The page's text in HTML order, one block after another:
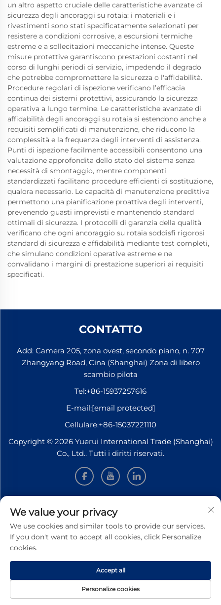
un altro aspetto cruciale delle caratteristiche avanzate di
sicurezza degli ancoraggi su rotaia: i materiali e i
rivestimenti sono stati specificatamente selezionati per
resistere a condizioni corrosive, a escursioni termiche
estreme e a sollecitazioni meccaniche intense. Queste
misure protettive garantiscono prestazioni costanti nel
corso di lunghi periodi di servizio, impedendo il degrado
che potrebbe compromettere la sicurezza o l'affidabilità.
Procedure regolari di ispezione verificano l’efficacia
continua dei sistemi protettivi, assicurando la sicurezza
operativa a lungo termine. Le caratteristiche avanzate di
affidabilità degli ancoraggi su rotaia si estendono anche a
requisiti semplificati di manutenzione, che riducono la
complessità e la frequenza degli interventi di assistenza.
Punti di ispezione facilmente accessibili consentono una
valutazione approfondita dello stato del sistema senza
necessità di smontaggio, mentre componenti
standardizzati facilitano procedure efficienti di sostituzione,
qualora necessario. Le capacità di manutenzione predittiva
permettono una pianificazione proattiva degli interventi,
prevenendo guasti imprevisti e mantenendo standard
ottimali di sicurezza. I protocolli di garanzia della qualità
verificano che ogni ancoraggio su rotaia soddisfi rigorosi
standard di sicurezza e affidabilità mediante test completi,
che simulano condizioni operative estreme e ne
convalidano i margini di prestazione superiori ai requisiti
specificati.
CONTATTO
Add: Camera 205, zona ovest, secondo piano, n. 707
Zhangyang Road, Cina (Shanghai) Zona di libero
scambio pilota
Tel:+86-15937257616
E-mail:[email protected]
Cellulare:+86-15037221110
Copyright © 2026 Yuerui International Trade (Shanghai)
Co., Ltd.. Tutti i diritti riservati.
INFORMAZIONI
Iscriviti per ricevere la nostra newsletter settimanale
INVIA
We value your privacy
We use cookies and similar tools to provide our services.
If you don't want to accept all cookies, click Personalize
cookies.
Personalize cookies
Accept all